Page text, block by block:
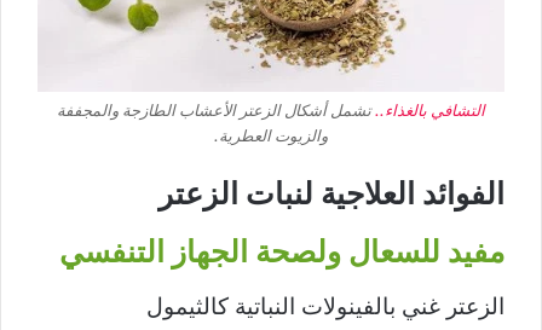
التشافي بالغذاء..تشمل أشكال الزعتر الأعشاب الطازجة والمجففة
والزيوت العطرية.
الفوائد العلاجية لنبات الزعتر
مفيد للسعال ولصحة الجهاز التنفسي
الزعتر غني بالفينولات النباتية كالثيمول